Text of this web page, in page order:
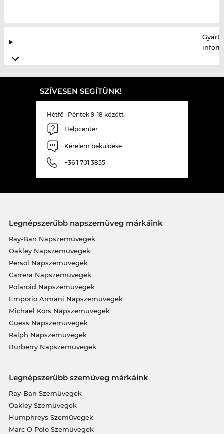
SZÍVESEN SEGÍTÜNK!
Hétfő -Péntek 9-18 között
Helpcenter
Kérelem beküldése
+36 1 701 3855
Legnépszerűbb napszemüveg márkáink
Ray-Ban Napszemüvegek
Oakley Napszemüvegek
Persol Napszemüvegek
Carrera Napszemüvegek
Polaroid Napszemüvegek
Emporio Armani Napszemüvegek
Michael Kors Napszemüvegek
Guess Napszemüvegek
Ralph Napszemüvegek
Burberry Napszemüvegek
Legnépszerűbb szemüveg márkáink
Ray-Ban Szemüvegek
Oakley Szemüvegek
Humphreys Szemüvegek
Marc O Polo Szemüvegek